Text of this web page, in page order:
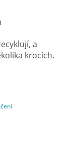
a
krocích.